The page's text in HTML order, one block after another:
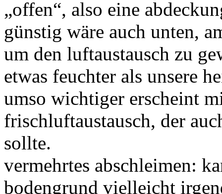
„offen“, also eine
günstig wäre auch unten,
um den luftaustausch zu
etwas feuchter als unsere
umso wichtiger erscheint
frischluftaustausch, der
sollte.
vermehrtes abschleimen:
bodengrund vielleicht